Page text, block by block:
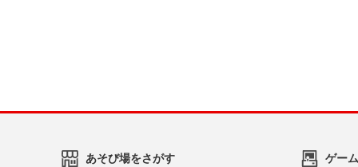
あそび場をさがす ゲー